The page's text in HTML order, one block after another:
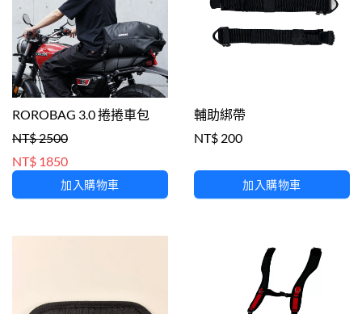
ROROBAG 3.0 捲捲車包
NT$ 2500
NT$ 1850
加入購物車
輔助綁帶
NT$ 200
加入購物車